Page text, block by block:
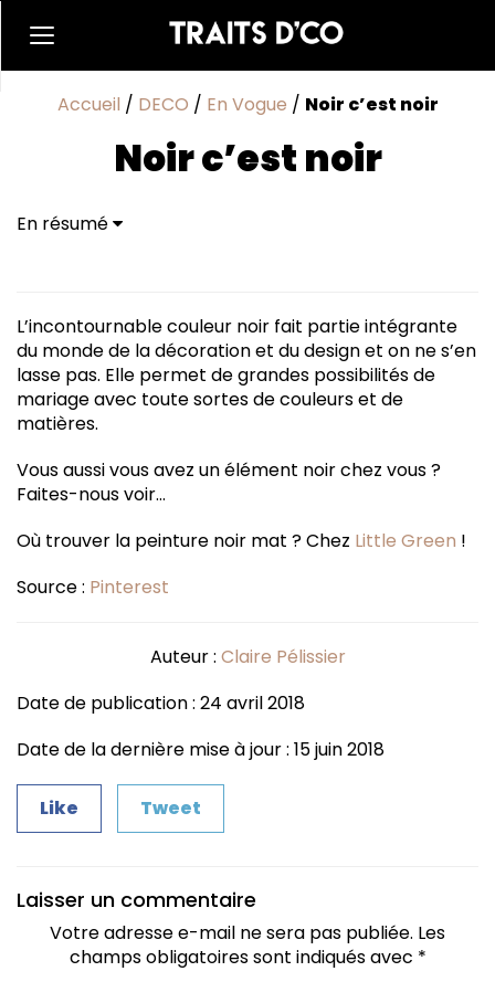
Accueil / DECO / En Vogue / Noir c’est noir
Noir c’est noir
En résumé
L’incontournable couleur noir fait partie intégrante
du monde de la décoration et du design et on ne s’en
lasse pas. Elle permet de grandes possibilités de
mariage avec toute sortes de couleurs et de
matières.
Vous aussi vous avez un élément noir chez vous ?
Faites-nous voir…
Où trouver la peinture noir mat ? Chez Little Green !
Source : Pinterest
Auteur : Claire Pélissier
Date de publication : 24 avril 2018
Date de la dernière mise à jour : 15 juin 2018
Like Tweet
Laisser un commentaire
Votre adresse e-mail ne sera pas publiée. Les
champs obligatoires sont indiqués avec *